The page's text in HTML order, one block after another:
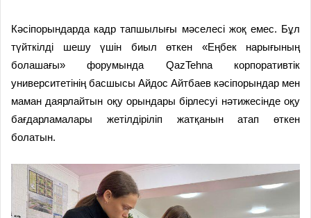
Кәсіпорындарда кадр тапшылығы мәселесі жоқ емес. Бұл
түйткілді шешу үшін биыл өткен «Еңбек нарығының
болашағы» форумында QazTehna корпоративтік
университетінің басшысы Айдос Айтбаев кәсіпорындар мен
маман даярлайтын оқу орындары бірлесуі нәтижесінде оқу
бағдарламалары жетілдіріліп жатқанын атап өткен
болатын.